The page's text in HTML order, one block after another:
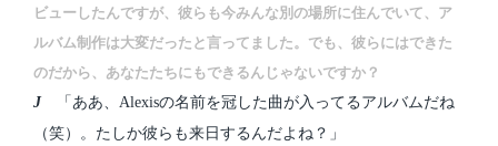
ビューしたんですが、彼らも今みんな別の場所に住んでいて、ア
ルバム制作は大変だったと言ってました。でも、彼らにはできた
のだから、あなたたちにもできるんじゃないですか？
J「ああ、Alexisの名前を冠した曲が入ってるアルバムだね
（笑）。たしか彼らも来日するんだよね？」